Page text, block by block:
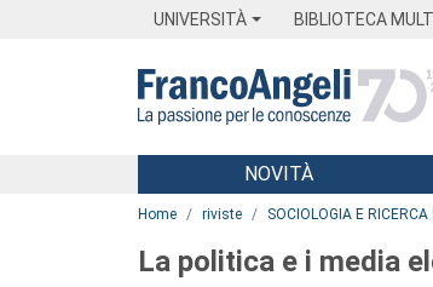
UNIVERSITÀ BIBLIOTECA
Menu
NOVITÀ
Home riviste SOCIOLOGIA E RICERCA
La politica e i media